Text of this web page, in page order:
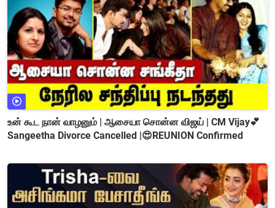
உன் கூட நான் வாழனும் | ஆசையா சொன்ன விஜய் | CM Vijay💕
Sangeetha Divorce Cancelled |😍REUNION Confirmed